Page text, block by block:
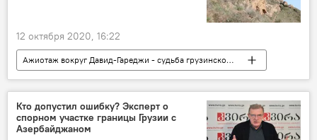
12 октября 2020, 16:22
Ажиотаж вокруг Давид-Гареджи - судьба грузинской святыни
НОВОСТИ
Грузия
ПОЛИТИКА
Дело о незаконной демаркации грузино-азербайджанской границы
Кто допустил ошибку? Эксперт о
спорном участке границы Грузии с
Азербайджаном